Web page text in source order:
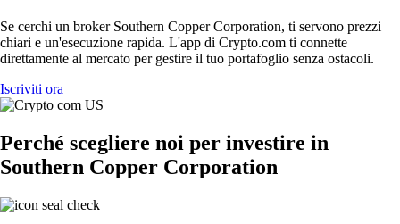
Se cerchi un broker Southern Copper Corporation, ti servono prezzi
chiari e un'esecuzione rapida. L'app di Crypto.com ti connette
direttamente al mercato per gestire il tuo portafoglio senza ostacoli.
Iscriviti ora
Perché scegliere noi per investire in
Southern Copper Corporation